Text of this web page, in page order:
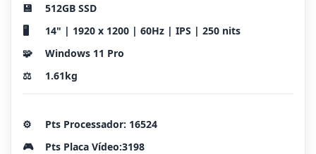
💾
512GB SSD
🖥️
14" | 1920 x 1200 | 60Hz | IPS | 250 nits
🧩
Windows 11 Pro
⚖️
1.61kg
⚙️
Pts Processador: 16524
🎮
Pts Placa Vídeo:3198